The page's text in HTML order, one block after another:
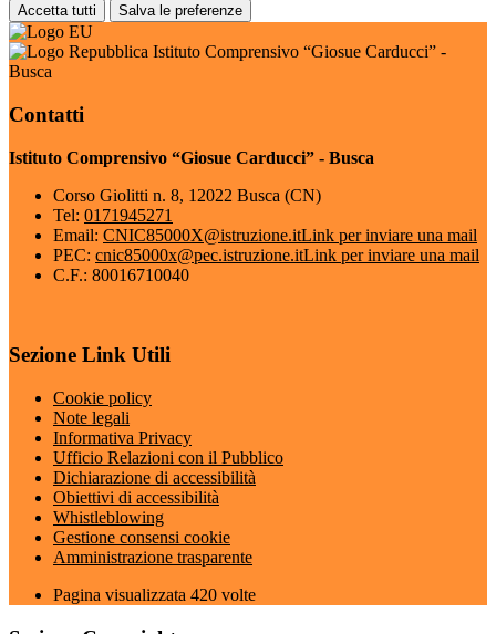
Accetta tutti Salva le preferenze
Istituto Comprensivo “Giosue Carducci” -
Busca
Contatti
Istituto Comprensivo “Giosue Carducci” - Busca
Corso Giolitti n. 8, 12022 Busca (CN)
Tel: 0171945271
Email: CNIC85000X@istruzione.itLink per inviare una mail
PEC: cnic85000x@pec.istruzione.itLink per inviare una mail
C.F.: 80016710040
Sezione Link Utili
Cookie policy
Note legali
Informativa Privacy
Ufficio Relazioni con il Pubblico
Dichiarazione di accessibilità
Obiettivi di accessibilità
Whistleblowing
Gestione consensi cookie
Amministrazione trasparente
Pagina visualizzata 420 volte